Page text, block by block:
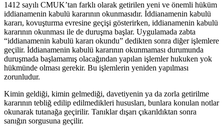
1412 sayılı CMUK’tan farklı olarak getirilen yeni ve önemli hüküm
iddianamenin kabulü kararının okunmasıdır. İddianamenin kabulü
kararı, kovuşturma evresine geçişi gösterirken, iddianamenin kabulü
kararının okunması ile de duruşma başlar. Uygulamada zabta
“iddianamenin kabulü kararı okundu” dedikten sonra diğer işlemlere
geçilir. İddianamenin kabulü kararının okunmaması durumunda
duruşmada başlamamış olacağından yapılan işlemler hukuken yok
hükmünde olması gerekir. Bu işlemlerin yeniden yapılması
zorunludur.
Kimin geldiği, kimin gelmediği, davetiyenin ya da zorla getirilme
kararının tebliğ edilip edilmedikleri hususları, bunlara konulan notlar
okunarak tutanağa geçirilir. Tanıklar dışarı çıkarıldıktan sonra
sanığın sorgusuna geçilir.